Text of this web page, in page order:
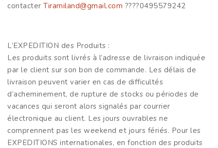
contacter Tiramiland@gmail.com ????0495579242
L’EXPEDITION des Produits :
Les produits sont livrés à l’adresse de livraison indiquée
par le client sur son bon de commande. Les délais de
livraison peuvent varier en cas de difficultés
d’acheminement, de rupture de stocks ou périodes de
vacances qui seront alors signalés par courrier
électronique au client. Les jours ouvrables ne
comprennent pas les weekend et jours fériés. Pour les
EXPEDITIONS internationales, en fonction des produits